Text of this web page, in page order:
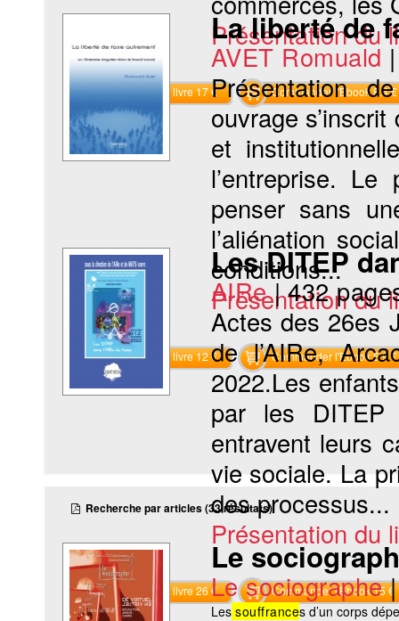
Présentation du
Commander le livre 17 € Commander l'Ebook 8.4 €
La liberté de
AVET Romuald
Présentation
ouvrage
et
l’entreprise.
penser sans
l’aliénation
conditions...
Présentation du
Commander le livre 12 € Commander l'Ebook 5.9 €
Les DITEP
AIRe |432
Actes des 26es
de l’AIRe,
2022.Les
par les
entravent leurs
vie sociale. La
des processus...
Présentation du
Commander le livre 26 € Commander l'Ebook 15 €
Recherche par articles (33 résultats)
Le
Le sociographe
Lessouffrances d’un corps